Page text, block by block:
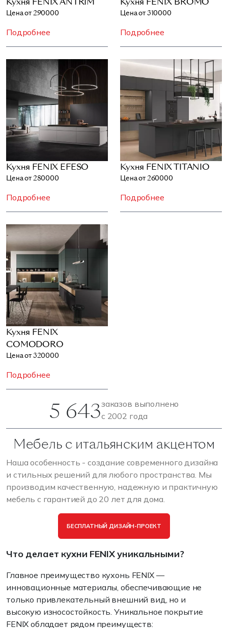
Цена от 290000
Подробнее
Цена от 310000
Подробнее
Кухня FENIX EFESO
Цена от 280000
Подробнее
Кухня FENIX TITANIO
Цена от 260000
Подробнее
Кухня FENIX
COMODORO
Цена от 320000
Подробнее
5 643заказов выполнено
с 2002 года
Мебель с итальянским акцентом
Наша особенность - создание современного дизайна
и стильных решений для любого пространства. Мы
производим качественную, надежную и практичную
мебель с гарантией до 20 лет для дома.
БЕСПЛАТНЫЙ ДИЗАЙН-ПРОЕКТ
Что делает кухни FENIX уникальными?
Главное преимущество кухонь FENIX —
инновационные материалы, обеспечивающие не
только привлекательный внешний вид, но и
высокую износостойкость. Уникальное покрытие
FENIX обладает рядом преимуществ: